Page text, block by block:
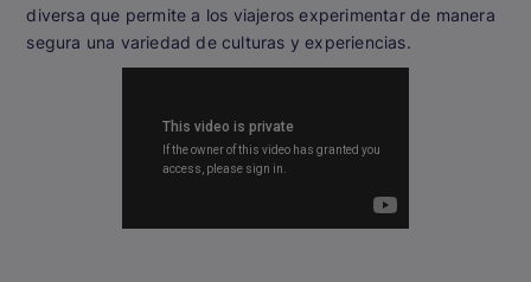
diversa que permite a los viajeros experimentar de manera
segura una variedad de culturas y experiencias.